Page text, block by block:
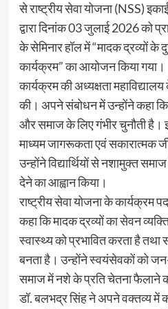
से राष्ट्रीय सेवा योजना (NSS)
द्वारा दिनांक 03 जुलाई 2026 को
के सेमिनार हॉल में “मादक द्रव्यों के
कार्यक्रम” का आयोजन किया गया।
कार्यक्रम की अध्यक्षता
की। अपने संबोधन में उन्होंने कहा कि
और समाज के लिए गंभीर चुनौती है।
माध्यम जागरूकता एवं सकारात्मक
उन्होंने विद्यार्थियों से नशामुक्त
देने का आह्वान किया।
राष्ट्रीय सेवा योजना के कार्यक्रम
कहा कि मादक द्रव्यों का सेवन
स्वास्थ्य को प्रभावित करता है
बनता है। उन्होंने स्वयंसेवकों को
समाज में नशे के प्रति चेतना फैलाने
डॉ. बलभद्र सिंह ने अपने वक्तव्य में